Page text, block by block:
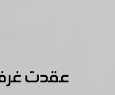
عقدت